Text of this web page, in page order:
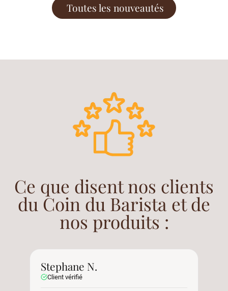
Toutes les nouveautés
Ce que disent nos clients
du Coin du Barista et de
nos produits :
Stephane N.
Client vérifié